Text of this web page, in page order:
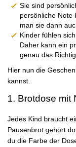
Sie sind
persönliche Note
man sie dann
Kinder fühlen
Daher kann ein
genau das
Hier nun die
kannst.
1. Brotdose mit
Jedes Kind braucht
Pausenbrot gehört
du die Farbe der